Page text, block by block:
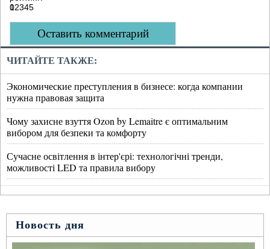
0
12345
Оставить комментарий
ЧИТАЙТЕ ТАКЖЕ:
Экономические преступления в бизнесе: когда компании
нужна правовая защита
Чому захисне взуття Ozon by Lemaitre є оптимальним
вибором для безпеки та комфорту
Сучасне освітлення в інтер'єрі: технологічні тренди,
можливості LED та правила вибору
Новость дня